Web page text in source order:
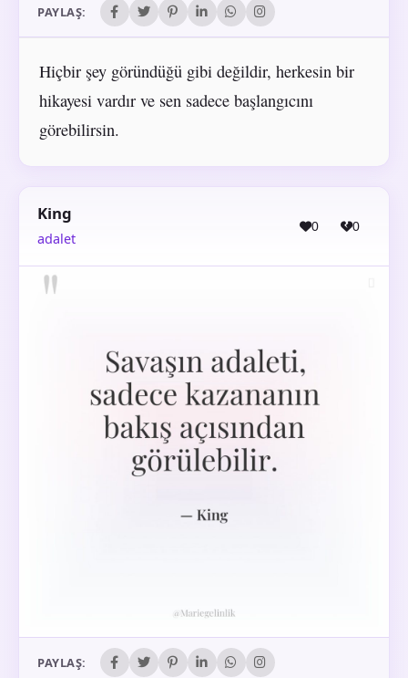
PAYLAŞ:
Hiçbir şey göründüğü gibi değildir, herkesin bir
hikayesi vardır ve sen sadece başlangıcını
görebilirsin.
King
adalet
0 0
PAYLAŞ: